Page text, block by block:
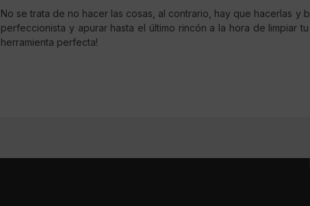
No se trata de no hacer las cosas, al contrario, hay que hacerlas y
perfeccionista y apurar hasta el último rincón a la hora de limpiar
herramienta perfecta!